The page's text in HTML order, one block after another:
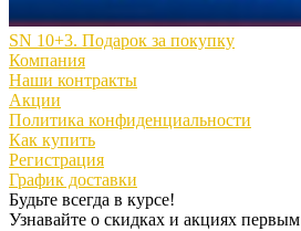
SN 10+3. Подарок за покупку
Компания
Наши контракты
Акции
Политика конфиденциальности
Как купить
Регистрация
График доставки
Будьте всегда в курсе!
Узнавайте о скидках и акциях первым